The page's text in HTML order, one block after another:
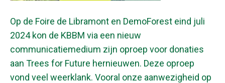
Op de Foire de Libramont en DemoForest eind juli
2024 kon de KBBM via een nieuw
communicatiemedium zijn oproep voor donaties
aan Trees for Future hernieuwen. Deze oproep
vond veel weerklank. Vooral onze aanwezigheid op